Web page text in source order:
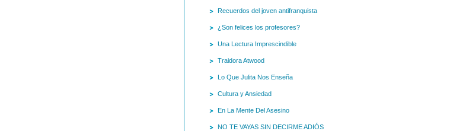
Recuerdos del joven antifranquista
¿Son felices los profesores?
Una Lectura Imprescindible
Traidora Atwood
Lo Que Julita Nos Enseña
Cultura y Ansiedad
En La Mente Del Asesino
NO TE VAYAS SIN DECIRME ADIÓS